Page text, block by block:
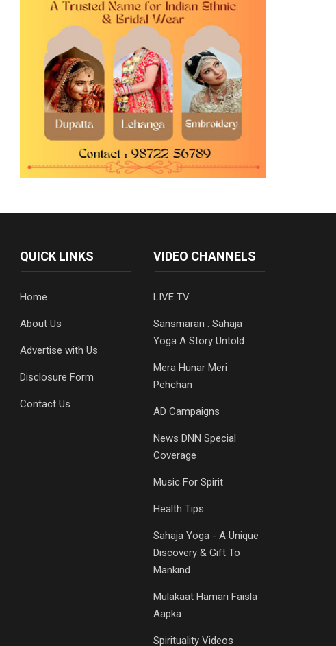
QUICK LINKS
Home
About Us
Advertise with Us
Disclosure Form
Contact Us
VIDEO CHANNELS
LIVE TV
Sansmaran : Sahaja
Yoga A Story Untold
Mera Hunar Meri
Pehchan
AD Campaigns
News DNN Special
Coverage
Music For Spirit
Health Tips
Sahaja Yoga - A Unique
Discovery & Gift To
Mankind
Mulakaat Hamari Faisla
Aapka
Spirituality Videos